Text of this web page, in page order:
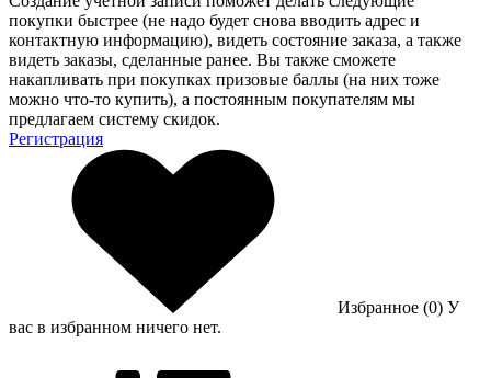
покупки быстрее (не надо будет снова вводить адрес и
контактную информацию), видеть состояние заказа, а также
видеть заказы, сделанные ранее. Вы также сможете
накапливать при покупках призовые баллы (на них тоже
можно что-то купить), а постоянным покупателям мы
предлагаем систему скидок.
Регистрация
Избранное (0) У
вас в избранном ничего нет.